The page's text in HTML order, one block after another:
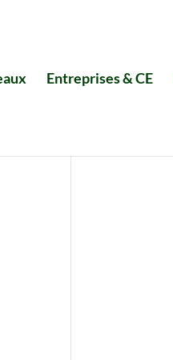
Entreprises & CE